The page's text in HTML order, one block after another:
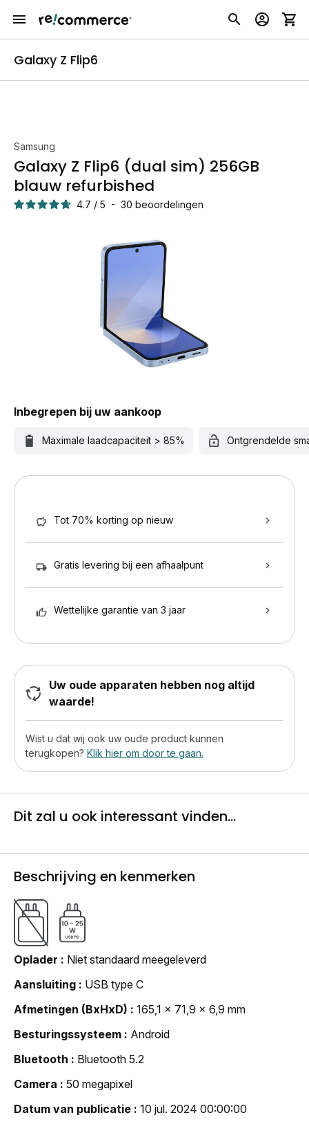
Galaxy Z Flip6
Samsung
Galaxy Z Flip6 (dual sim) 256GB
blauw refurbished
4.7 / 5 - 30 beoordelingen
Inbegrepen bij uw aankoop
Maximale laadcapaciteit > 85% Ontgrendelde
Tot 70% korting op nieuw
Gratis levering bij een afhaalpunt
Wettelijke garantie van 3 jaar
Uw oude apparaten hebben nog altijd
waarde!
Wist u dat wij ook uw oude product kunnen
terugkopen? Klik hier om door te gaan.
Dit zal u ook interessant vinden...
Beschrijving en kenmerken
Oplader
Niet standaard meegeleverd
Aansluiting
USB type C
Afmetingen (BxHxD)
165,1 x 71,9 x 6,9 mm
Besturingssysteem
Android
Bluetooth
Bluetooth 5.2
Camera
50 megapixel
Datum van publicatie
10 jul. 2024 00:00:00